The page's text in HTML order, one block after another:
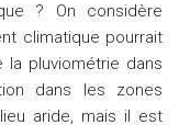
? On considère
climatique pourrait
la pluviométrie dans
dans les zones
aride, mais il est